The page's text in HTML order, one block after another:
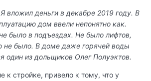
вложил деньги в декабре 2019 году. В
дом ввели непонятно как.
было в подъездах. Не было лифтов,
не было. В доме даже горячей воды
один из дольщиков Олег Полуэктов.
к стройке, привело к тому, что у